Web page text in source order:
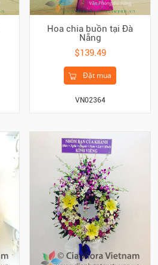
Hoa chia buồn tại Đà
Nẵng
$139.49
Đặt mua
VN02364